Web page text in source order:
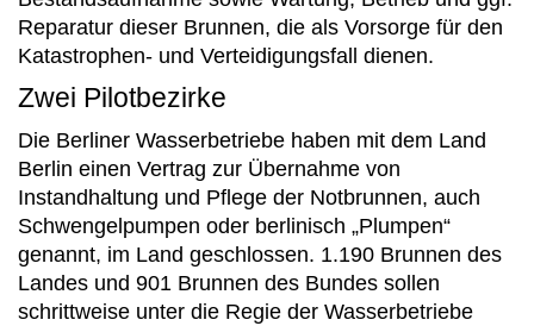
Reparatur dieser Brunnen, die als Vorsorge für den
Katastrophen- und Verteidigungsfall dienen.
Zwei Pilotbezirke
Die Berliner Wasserbetriebe haben mit dem Land
Berlin einen Vertrag zur Übernahme von
Instandhaltung und Pflege der Notbrunnen, auch
Schwengelpumpen oder berlinisch „Plumpen“
genannt, im Land geschlossen. 1.190 Brunnen des
Landes und 901 Brunnen des Bundes sollen
schrittweise unter die Regie der Wasserbetriebe